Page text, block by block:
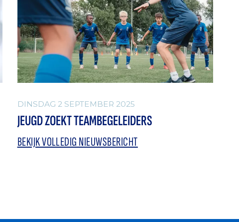
DINSDAG 2 SEPTEMBER 2025
JEUGD ZOEKT TEAMBEGELEIDERS
BEKIJK VOLLEDIG NIEUWSBERICHT